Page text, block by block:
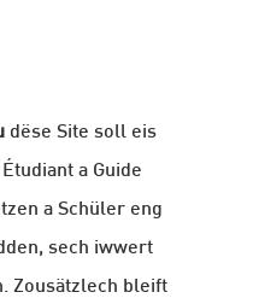
dëse Site soll eis
a Guide
a Schüler eng
sech iwwert
Zousätzlech bleift